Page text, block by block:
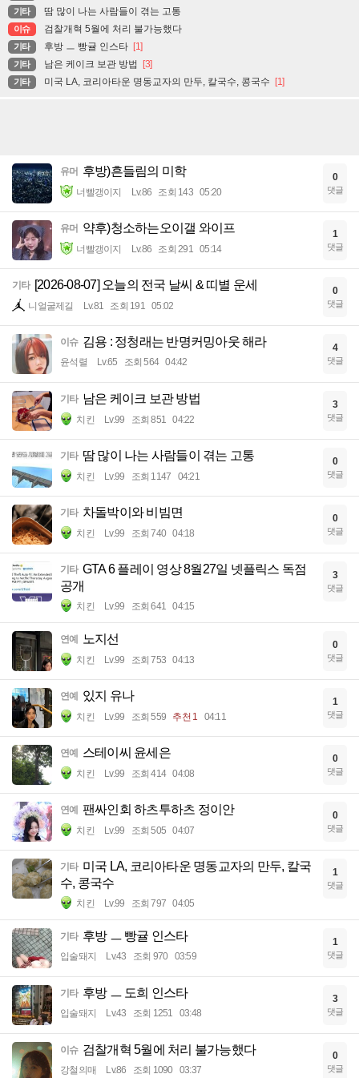
기타 땀 많이 나는 사람들이 겪는 고통
이슈 검찰개혁 5월에 처리 불가능했다
기타 후방 ㅡ 빵귤 인스타 [1]
기타 남은 케이크 보관 방법 [3]
기타 미국 LA, 코리아타운 명동교자의 만두, 칼국수, 콩국수 [1]
유머 후방)흔들림의 미학
너빨갱이지 Lv.86 조회 143 05:20
0
댓글
유머 약후)청소하는오이갤 와이프
너빨갱이지 Lv.86 조회 291 05:14
1
댓글
기타 [2026-08-07] 오늘의 전국 날씨 & 띠별 운세
니얼굴제길 Lv.81 조회 191 05:02
0
댓글
이슈 김용 : 정청래는 반명커밍아웃 해라
윤석렬 Lv.65 조회 564 04:42
4
댓글
기타 남은 케이크 보관 방법
치킨 Lv.99 조회 851 04:22
3
댓글
기타 땀 많이 나는 사람들이 겪는 고통
치킨 Lv.99 조회 1147 04:21
0
댓글
기타 차돌박이와 비빔면
치킨 Lv.99 조회 740 04:18
0
댓글
기타 GTA 6 플레이 영상 8월27일 넷플릭스 독점
공개
치킨 Lv.99 조회 641 04:15
3
댓글
연예 노지선
치킨 Lv.99 조회 753 04:13
0
댓글
연예 있지 유나
치킨 Lv.99 조회 559 추천 1 04:11
1
댓글
연예 스테이씨 윤세은
치킨 Lv.99 조회 414 04:08
0
댓글
연예 팬싸인회 하츠투하츠 정이안
치킨 Lv.99 조회 505 04:07
0
댓글
기타 미국 LA, 코리아타운 명동교자의 만두, 칼국
수, 콩국수
치킨 Lv.99 조회 797 04:05
1
댓글
기타 후방 ㅡ 빵귤 인스타
입술돼지 Lv.43 조회 970 03:59
1
댓글
기타 후방 ㅡ 도희 인스타
입술돼지 Lv.43 조회 1251 03:48
3
댓글
이슈 검찰개혁 5월에 처리 불가능했다
강철의매 Lv.86 조회 1090 03:37
0
댓글